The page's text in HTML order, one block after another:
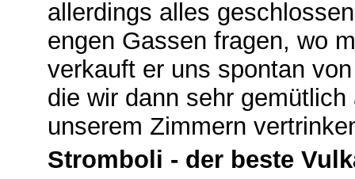
allerdings alles
engen Gassen fragen, wo
verkauft er uns spontan
die wir dann sehr
unserem Zimmern
Stromboli - der beste